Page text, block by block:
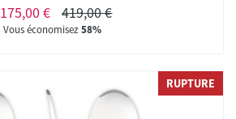
175,00 € 419,00 €
Vous économisez58%
RUPTURE